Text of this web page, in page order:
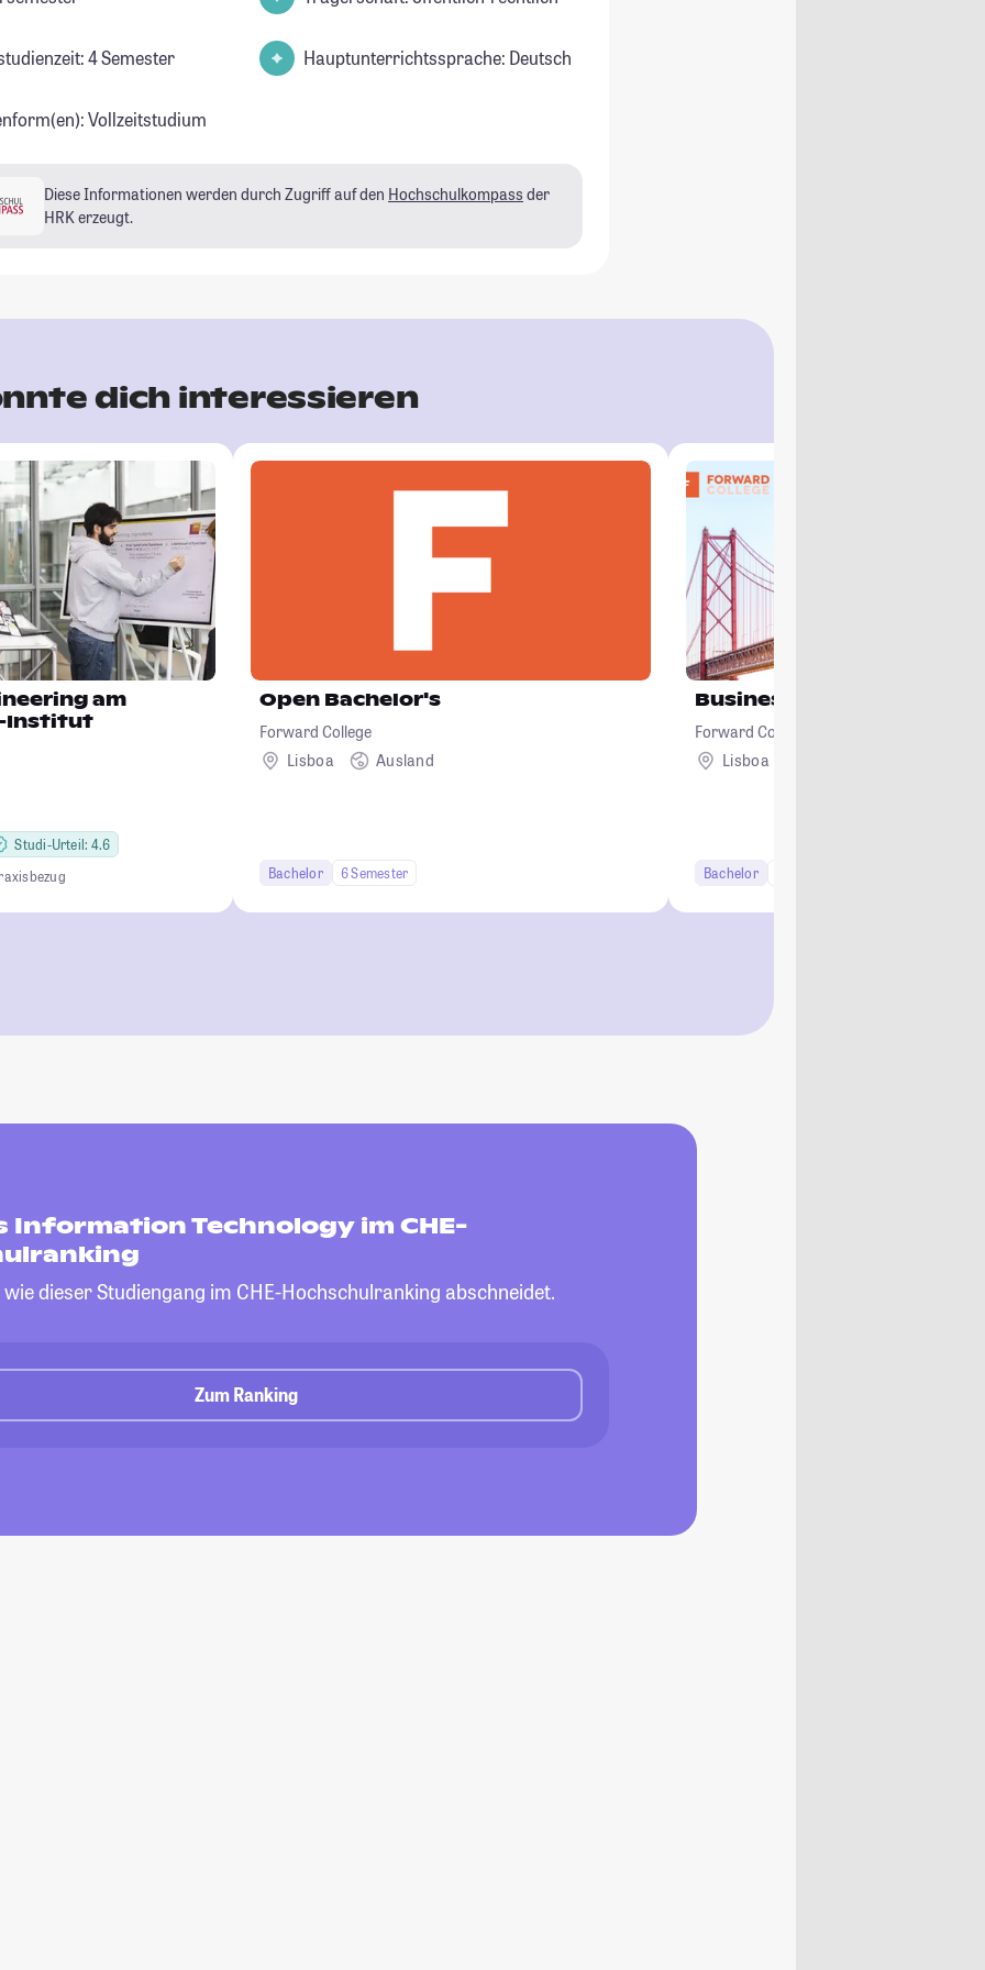
4 Semester
Vollzeitstudium
Hauptunterrichtssprache: Deutsch
Diese Informationen werden durch Zugriff auf den Hochschulkompass der
HRK erzeugt.
dich interessieren
am
Institut
Studi-Urteil: 4.6
Open Bachelor's
Forward College
Lisboa
Ausland
Bachelor 6 Semester
Business & Management
Forward College
Lisboa
Bachelor
Information Technology im CHE-
dieser Studiengang im CHE-Hochschulranking abschneidet.
Zum Ranking